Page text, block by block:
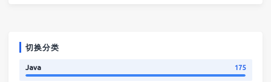
切换分类
Java 175